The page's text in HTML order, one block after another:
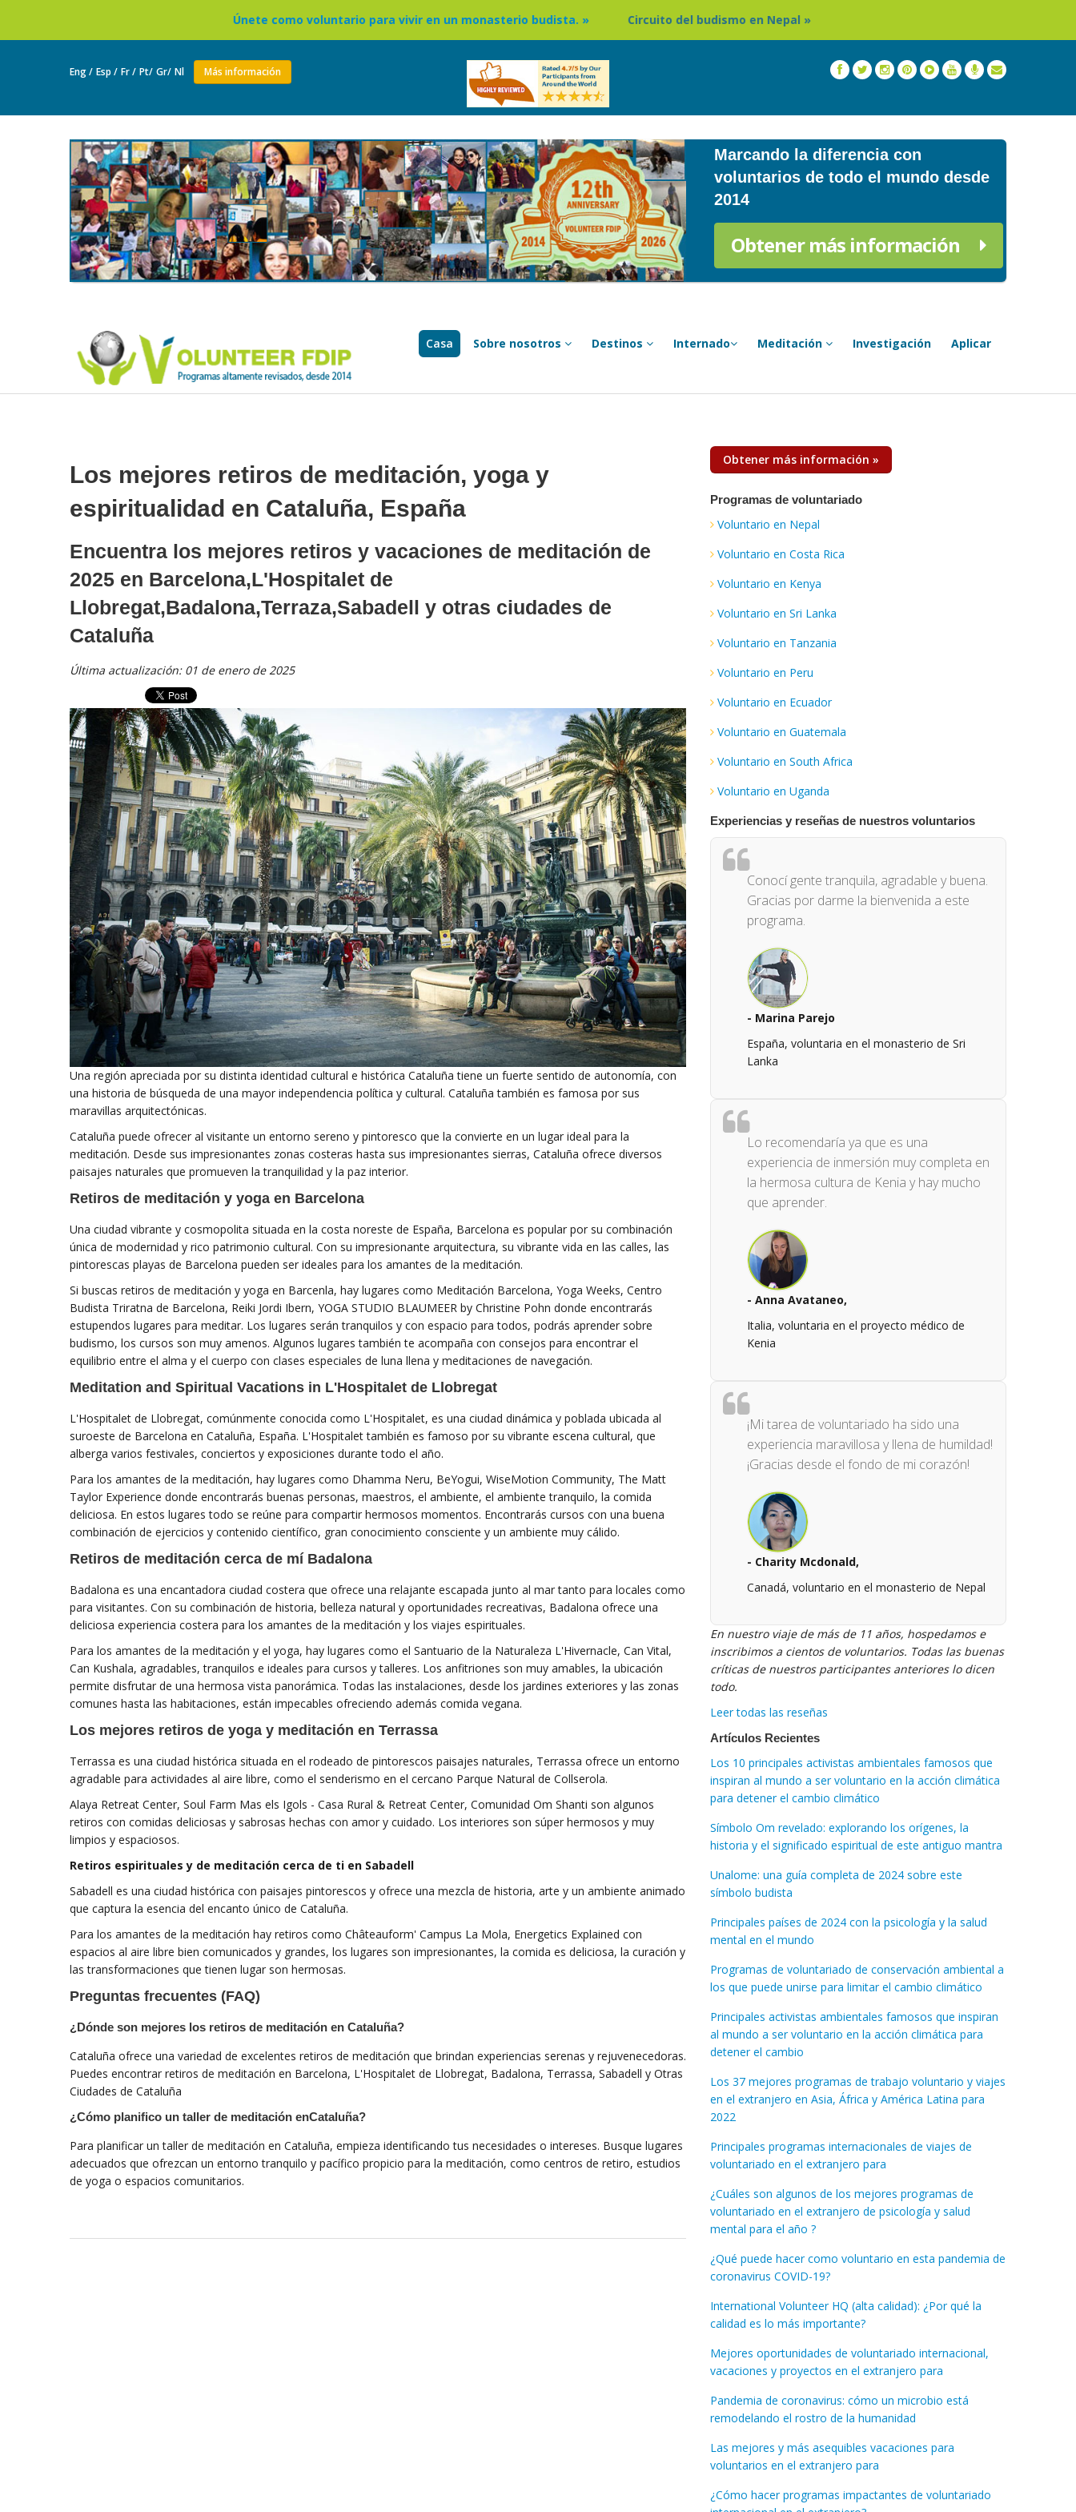
Únete como voluntario para vivir en un monasterio budista. » Circuito del budismo en Nepal » Tailandia: Programa de estancia en monasterio y templo
Eng / Esp / Fr / Pt/ Gr/ Nl Más información
Marcando la diferencia con
voluntarios de todo el mundo desde
2014
Obtener más información
Casa Sobre nosotros Destinos Internado Meditación Investigación Aplicar
Los mejores retiros de meditación, yoga y
espiritualidad en Cataluña, España
Encuentra los mejores retiros y vacaciones de meditación de
2025 en Barcelona,L'Hospitalet de
Llobregat,Badalona,Terraza,Sabadell y otras ciudades de
Cataluña
Última actualización: 01 de enero de 2025
Una región apreciada por su distinta identidad cultural e histórica Cataluña tiene un fuerte sentido de autonomía, con
una historia de búsqueda de una mayor independencia política y cultural. Cataluña también es famosa por sus
maravillas arquitectónicas.
Cataluña puede ofrecer al visitante un entorno sereno y pintoresco que la convierte en un lugar ideal para la
meditación. Desde sus impresionantes zonas costeras hasta sus impresionantes sierras, Cataluña ofrece diversos
paisajes naturales que promueven la tranquilidad y la paz interior.
Retiros de meditación y yoga en Barcelona
Una ciudad vibrante y cosmopolita situada en la costa noreste de España, Barcelona es popular por su combinación
única de modernidad y rico patrimonio cultural. Con su impresionante arquitectura, su vibrante vida en las calles, las
pintorescas playas de Barcelona pueden ser ideales para los amantes de la meditación.
Si buscas retiros de meditación y yoga en Barcenla, hay lugares como Meditación Barcelona, ​​Yoga Weeks, Centro
Budista Triratna de Barcelona, ​​Reiki Jordi Ibern, YOGA STUDIO BLAUMEER by Christine Pohn donde encontrarás
estupendos lugares para meditar. Los lugares serán tranquilos y con espacio para todos, podrás aprender sobre
budismo, los cursos son muy amenos. Algunos lugares también te acompaña con consejos para encontrar el
equilibrio entre el alma y el cuerpo con clases especiales de luna llena y meditaciones de navegación.
Meditation and Spiritual Vacations in L'Hospitalet de Llobregat
L'Hospitalet de Llobregat, comúnmente conocida como L'Hospitalet, es una ciudad dinámica y poblada ubicada al
suroeste de Barcelona en Cataluña, España. L'Hospitalet también es famoso por su vibrante escena cultural, que
alberga varios festivales, conciertos y exposiciones durante todo el año.
Para los amantes de la meditación, hay lugares como Dhamma Neru, BeYogui, WiseMotion Community, The Matt
Taylor Experience donde encontrarás buenas personas, maestros, el ambiente, el ambiente tranquilo, la comida
deliciosa. En estos lugares todo se reúne para compartir hermosos momentos. Encontrarás cursos con una buena
combinación de ejercicios y contenido científico, gran conocimiento consciente y un ambiente muy cálido.
Retiros de meditación cerca de mí Badalona
Badalona es una encantadora ciudad costera que ofrece una relajante escapada junto al mar tanto para locales como
para visitantes. Con su combinación de historia, belleza natural y oportunidades recreativas, Badalona ofrece una
deliciosa experiencia costera para los amantes de la meditación y los viajes espirituales.
Para los amantes de la meditación y el yoga, hay lugares como el Santuario de la Naturaleza L'Hivernacle, Can Vital,
Can Kushala, agradables, tranquilos e ideales para cursos y talleres. Los anfitriones son muy amables, la ubicación
permite disfrutar de una hermosa vista panorámica. Todas las instalaciones, desde los jardines exteriores y las zonas
comunes hasta las habitaciones, están impecables ofreciendo además comida vegana.
Los mejores retiros de yoga y meditación en Terrassa
Terrassa es una ciudad histórica situada en el rodeado de pintorescos paisajes naturales, Terrassa ofrece un entorno
agradable para actividades al aire libre, como el senderismo en el cercano Parque Natural de Collserola.
Alaya Retreat Center, Soul Farm Mas els Igols - Casa Rural & Retreat Center, Comunidad Om Shanti son algunos
retiros con comidas deliciosas y sabrosas hechas con amor y cuidado. Los interiores son súper hermosos y muy
limpios y espaciosos.
Retiros espirituales y de meditación cerca de ti en Sabadell
Sabadell es una ciudad histórica con paisajes pintorescos y ofrece una mezcla de historia, arte y un ambiente animado
que captura la esencia del encanto único de Cataluña.
Para los amantes de la meditación hay retiros como Châteauform' Campus La Mola, Energetics Explained con
espacios al aire libre bien comunicados y grandes, los lugares son impresionantes, la comida es deliciosa, la curación y
las transformaciones que tienen lugar son hermosas.
Preguntas frecuentes (FAQ)
¿Dónde son mejores los retiros de meditación en Cataluña?
Cataluña ofrece una variedad de excelentes retiros de meditación que brindan experiencias serenas y rejuvenecedoras.
Puedes encontrar retiros de meditación en Barcelona, ​​L'Hospitalet de Llobregat, Badalona, ​​Terrassa, Sabadell y Otras
Ciudades de Cataluña
¿Cómo planifico un taller de meditación enCataluña?
Para planificar un taller de meditación en Cataluña, empieza identificando tus necesidades o intereses. Busque lugares
adecuados que ofrezcan un entorno tranquilo y pacífico propicio para la meditación, como centros de retiro, estudios
de yoga o espacios comunitarios.
Obtener más información »
Programas de voluntariado
Voluntario en Nepal
Voluntario en Costa Rica
Voluntario en Kenya
Voluntario en Sri Lanka
Voluntario en Tanzania
Voluntario en Peru
Voluntario en Ecuador
Voluntario en Guatemala
Voluntario en South Africa
Voluntario en Uganda
Experiencias y reseñas de nuestros voluntarios
Conocí gente tranquila, agradable y buena.
Gracias por darme la bienvenida a este
programa.
- Marina Parejo
España, voluntaria en el monasterio de Sri
Lanka
Lo recomendaría ya que es una
experiencia de inmersión muy completa en
la hermosa cultura de Kenia y hay mucho
que aprender.
- Anna Avataneo,
Italia, voluntaria en el proyecto médico de
Kenia
¡Mi tarea de voluntariado ha sido una
experiencia maravillosa y llena de humildad!
¡Gracias desde el fondo de mi corazón!
- Charity Mcdonald,
Canadá, voluntario en el monasterio de Nepal
En nuestro viaje de más de 11 años, hospedamos e
inscribimos a cientos de voluntarios. Todas las buenas
críticas de nuestros participantes anteriores lo dicen
todo.
Leer todas las reseñas
Artículos Recientes
Los 10 principales activistas ambientales famosos que
inspiran al mundo a ser voluntario en la acción climática
para detener el cambio climático
Símbolo Om revelado: explorando los orígenes, la
historia y el significado espiritual de este antiguo mantra
Unalome: una guía completa de 2024 sobre este
símbolo budista
Principales países de 2024 con la psicología y la salud
mental en el mundo
Programas de voluntariado de conservación ambiental a
los que puede unirse para limitar el cambio climático
Principales activistas ambientales famosos que inspiran
al mundo a ser voluntario en la acción climática para
detener el cambio
Los 37 mejores programas de trabajo voluntario y viajes
en el extranjero en Asia, África y América Latina para
2022
Principales programas internacionales de viajes de
voluntariado en el extranjero para
¿Cuáles son algunos de los mejores programas de
voluntariado en el extranjero de psicología y salud
mental para el año ?
¿Qué puede hacer como voluntario en esta pandemia de
coronavirus COVID-19?
International Volunteer HQ (alta calidad): ¿Por qué la
calidad es lo más importante?
Mejores oportunidades de voluntariado internacional,
vacaciones y proyectos en el extranjero para
Pandemia de coronavirus: cómo un microbio está
remodelando el rostro de la humanidad
Las mejores y más asequibles vacaciones para
voluntarios en el extranjero para
¿Cómo hacer programas impactantes de voluntariado